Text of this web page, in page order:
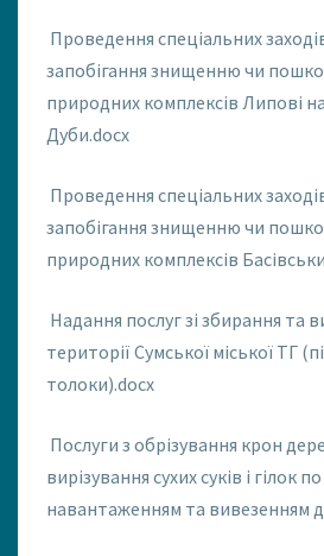
Проведення спеціальних
запобігання знищенню чи
природних комплексів Липові
Дуби.docx
Проведення спеціальних
запобігання знищенню чи
природних комплексів
Надання послуг зі збирання та
території Сумської міської ТГ
толоки).docx
Послуги з обрізування крон
вирізування сухих суків і гілок
навантаженням та вивезенням